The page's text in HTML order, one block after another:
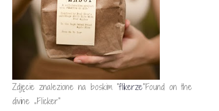
Zdjęcie znalezione na boskim “flikerze”Found on the
divine „Flicker”